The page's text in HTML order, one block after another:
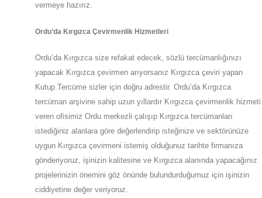
vermeye hazırız.
Ordu’da Kırgızca Çevirmenlik Hizmetleri
Ordu’da Kırgızca size refakat edecek, sözlü tercümanlığınızı
yapacak Kırgızca çevirmen arıyorsanız Kırgızca çeviri yapan
Kutup Tercüme sizler için doğru adrestir. Ordu’da Kırgızca
tercüman arşivine sahip uzun yıllardır Kırgızca çevirmenlik hizmeti
veren ofisimiz Ordu merkezli çalışıp Kırgızca tercümanları
istediğiniz alanlara göre değerlendirip isteğinize ve sektörünüze
uygun Kırgızca çevirmeni istemiş olduğunuz tarihte firmanıza
gönderiyoruz, işinizin kalitesine ve Kırgızca alanında yapacağınız
projelerinizin önemini göz önünde bulundurduğumuz için işinizin
ciddiyetine değer veriyoruz.